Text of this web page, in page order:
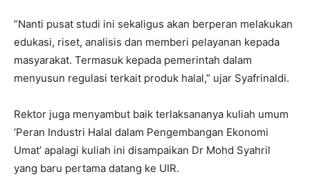
”Nanti pusat studi ini sekaligus akan berperan melakukan
edukasi, riset, analisis dan memberi pelayanan kepada
masyarakat. Termasuk kepada pemerintah dalam
menyusun regulasi terkait produk halal,” ujar Syafrinaldi.
Rektor juga menyambut baik terlaksananya kuliah umum
‘Peran Industri Halal dalam Pengembangan Ekonomi
Umat’ apalagi kuliah ini disampaikan Dr Mohd Syahril
yang baru pertama datang ke UIR.